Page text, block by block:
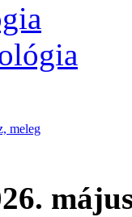
meleg